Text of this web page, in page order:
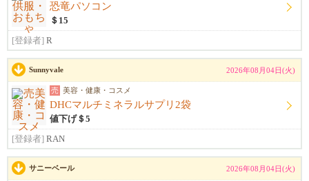
恐竜パソコン
＄15
[登録者] R
Sunnyvale 2026年08月04日(火)
売 美容・健康・コスメ
DHCマルチミネラルサプリ2袋
値下げ＄5
[登録者] RAN
サニーベール 2026年08月04日(火)